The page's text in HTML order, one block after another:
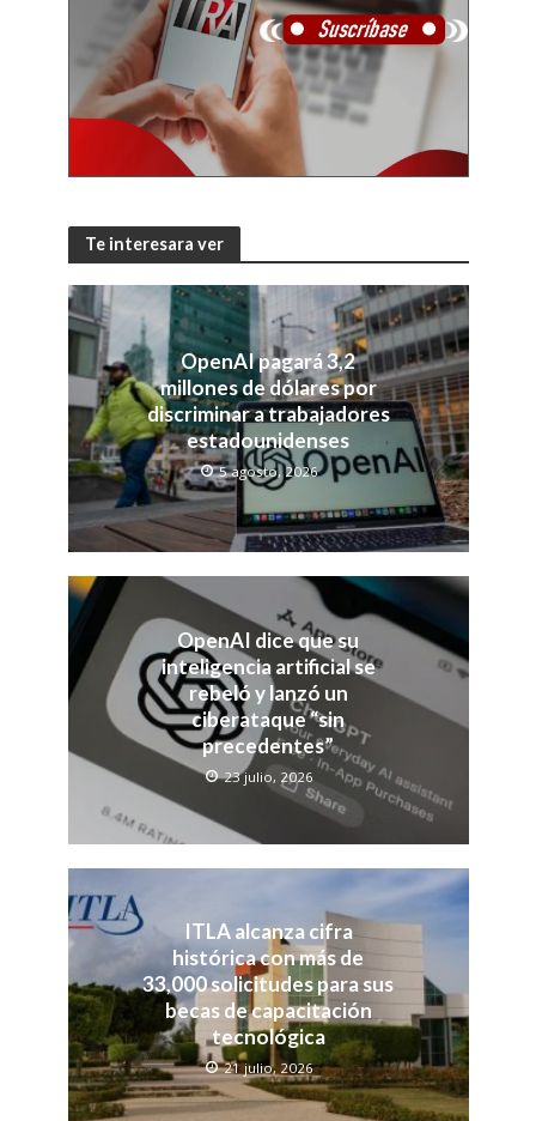
Te interesara ver
OpenAI pagará 3,2
millones de dólares por
discriminar a trabajadores
estadounidenses
5 agosto, 2026
OpenAI dice que su
inteligencia artificial se
rebeló y lanzó un
ciberataque “sin
precedentes”
23 julio, 2026
ITLA alcanza cifra
histórica con más de
33,000 solicitudes para sus
becas de capacitación
tecnológica
21 julio, 2026